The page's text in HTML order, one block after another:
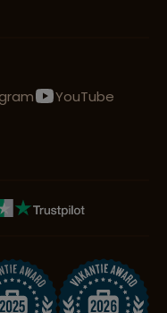
YouTube